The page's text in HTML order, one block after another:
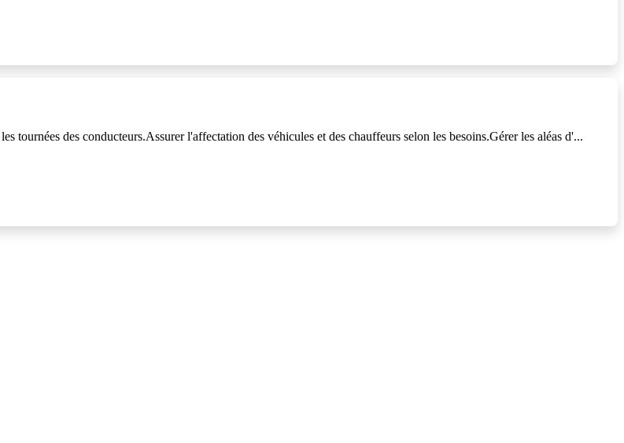
tournées des conducteurs.Assurer l'affectation des véhicules et des chauffeurs selon les besoins.Gérer les aléas d'...